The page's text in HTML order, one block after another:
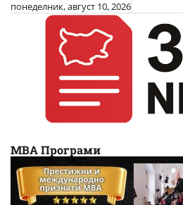
Skipпонеделник, август 10, 2026
МВА Програми